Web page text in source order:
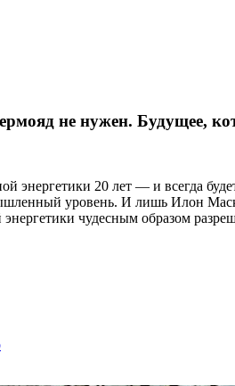
не нужен. Будущее,
энергетики 20 лет — и всегда
уровень. И лишь Илон Маск
чудесным образом